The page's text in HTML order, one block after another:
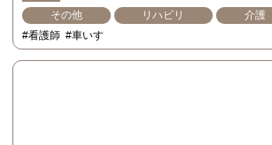
その他
リハビリ 介護
#看護師 #車いす